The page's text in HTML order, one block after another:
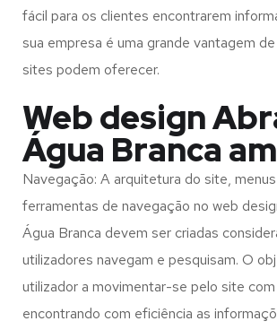
fácil para os clientes encontrarem
sua empresa é uma grande vantagem
sites podem oferecer.
Web design
Água Branca
Navegação: A arquitetura do site,
ferramentas de navegação no web
Água Branca devem ser criadas
utilizadores navegam e pesquisam. O
utilizador a movimentar-se pelo site
encontrando com eficiência as